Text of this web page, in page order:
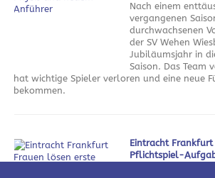
Nach einem
vergangenen
durchwachsenen
der SV Wehen
Jubiläumsjahr in
Saison. Das Team
hat wichtige Spieler verloren und eine neue
bekommen.
Eintracht
Pflichtspiel-